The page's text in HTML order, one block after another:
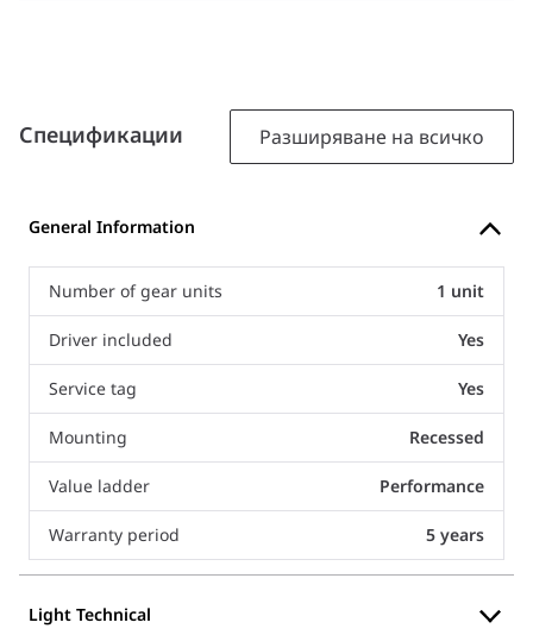
Спецификации Разширяване на всичко
General Information
Number of gear units 1 unit
Driver included Yes
Service tag Yes
Mounting Recessed
Value ladder Performance
Warranty period 5 years
Light Technical